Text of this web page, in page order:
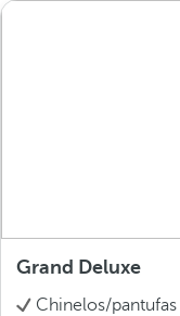
Grand Deluxe
Chinelos/pantufas